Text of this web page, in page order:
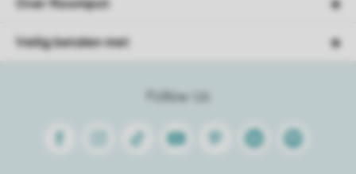
Follow Us
FacebookInstagram
Tiktok Youtube PinterestLinkedinSpotify
Over Roompot
Veilig betalen met